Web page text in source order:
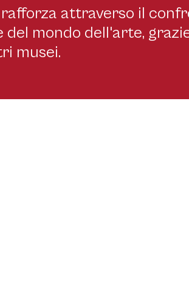
rafforza attraverso il
del mondo dell'arte,
musei.